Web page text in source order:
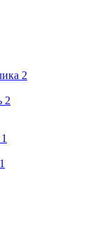
2
2
1
1